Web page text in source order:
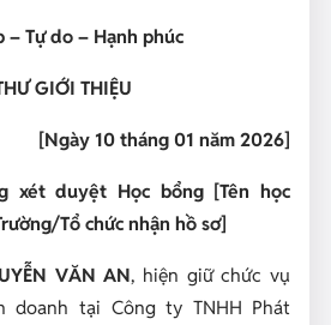
– Tự do – Hạnh phúc
GIỚI THIỆU
[Ngày 10 tháng 01 năm 2026]
xét duyệt Học bổng [Tên học
Tổ chức nhận hồ sơ]
VĂN AN, hiện giữ chức vụ
doanh tại Công ty TNHH Phát